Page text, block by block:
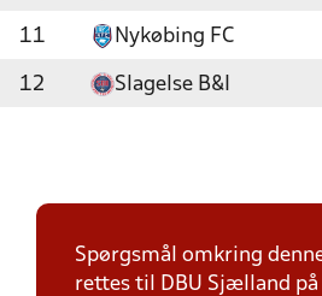
11 Nykøbing FC
12 Slagelse B&I
Spørgsmål omkring
rettes til DBU Sjælland på